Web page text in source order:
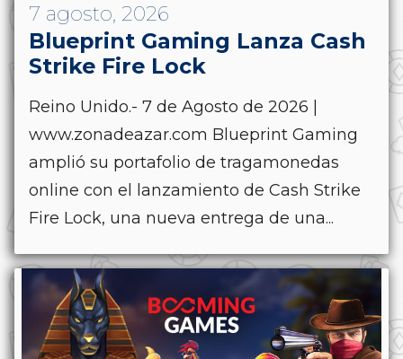
7 agosto, 2026
Blueprint Gaming Lanza Cash
Strike Fire Lock
Reino Unido.- 7 de Agosto de 2026 |
www.zonadeazar.com Blueprint Gaming
amplió su portafolio de tragamonedas
online con el lanzamiento de Cash Strike
Fire Lock, una nueva entrega de una...